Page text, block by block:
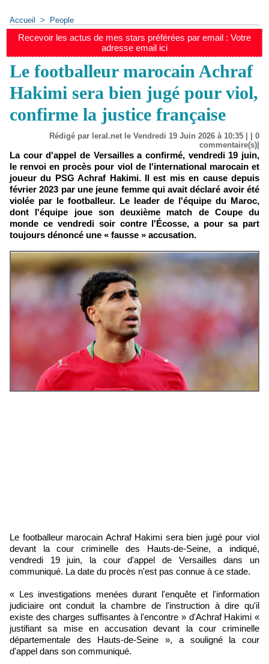
Accueil > People
Recevoir les actus de mes stars préférées par email : Votre
adresse email ici
Le footballeur marocain Achraf
Hakimi sera bien jugé pour viol,
confirme la justice française
Rédigé par leral.net le Vendredi 19 Juin 2026 à 10:35 | | 0
commentaire(s)|
La cour d'appel de Versailles a confirmé, vendredi 19 juin,
le renvoi en procès pour viol de l'international marocain et
joueur du PSG Achraf Hakimi. Il est mis en cause depuis
février 2023 par une jeune femme qui avait déclaré avoir été
violée par le footballeur. Le leader de l'équipe du Maroc,
dont l'équipe joue son deuxième match de Coupe du
monde ce vendredi soir contre l'Écosse, a pour sa part
toujours dénoncé une « fausse » accusation.
Le footballeur marocain Achraf Hakimi sera bien jugé pour viol
devant la cour criminelle des Hauts-de-Seine, a indiqué,
vendredi 19 juin, la cour d'appel de Versailles dans un
communiqué. La date du procès n'est pas connue à ce stade.
« Les investigations menées durant l'enquête et l'information
judiciaire ont conduit la chambre de l'instruction à dire qu'il
existe des charges suffisantes à l'encontre » d'Achraf Hakimi «
justifiant sa mise en accusation devant la cour criminelle
départementale des Hauts-de-Seine », a souligné la cour
d'appel dans son communiqué.